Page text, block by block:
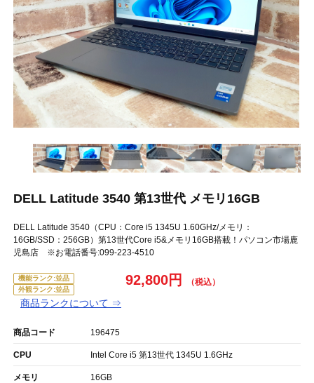
DELL Latitude 3540 第13世代 メモリ16GB
DELL Latitude 3540（CPU：Core i5 1345U 1.60GHz/メモリ：
16GB/SSD：256GB）第13世代Core i5&メモリ16GB搭載！パソコン市場鹿
児島店 ※お電話番号:099-223-4510
機能ランク:並品
外観ランク:並品
商品ランクについて ⇒
92,800円
商品コード 196475
CPU Intel Core i5 第13世代 1345U 1.6GHz
メモリ 16GB